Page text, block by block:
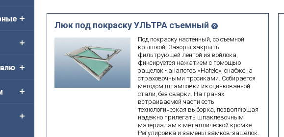
Люк под покраску УЛЬТРА съемный
Под покраску настенный, со съемной
крышкой. Зазоры закрыты
фильтрующей лентой из войлока,
фиксируется нажатием с помощью
защелок - аналогов «Hafele», снабжена
страховочными тросиками. Собирается
методом штамповки из оцинкованной
стали, без сварки. На гранях
встраиваемой части есть
технологическая выборка, позволяющая
надежно прилегать шпаклевочным
материалам к металлической кромке.
Регулировка и замены замков-защелок.